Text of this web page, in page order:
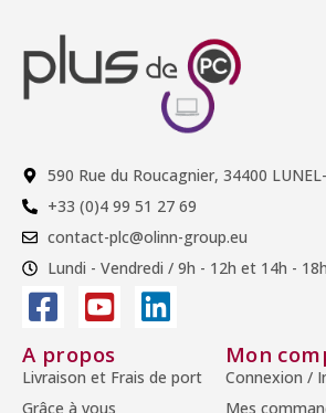
590 Rue du Roucagnier, 34400
+33 (0)4 99 51 27 69
contact-plc@olinn-group.eu
Lundi - Vendredi / 9h - 12h et 14h - 18h
A propos
Livraison et Frais de port
Grâce à vous
Mon
Connexion /
Mes